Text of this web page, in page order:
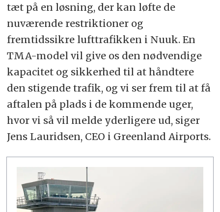
tæt på en løsning, der kan løfte de
nuværende restriktioner og
fremtidssikre lufttrafikken i Nuuk. En
TMA-model vil give os den nødvendige
kapacitet og sikkerhed til at håndtere
den stigende trafik, og vi ser frem til at få
aftalen på plads i de kommende uger,
hvor vi så vil melde yderligere ud, siger
Jens Lauridsen, CEO i Greenland Airports.